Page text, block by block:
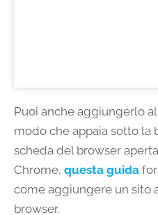
Puoi anche aggiungerlo
modo che appaia sotto la
scheda del browser
Chrome, questa guida
come aggiungere un sito
browser.